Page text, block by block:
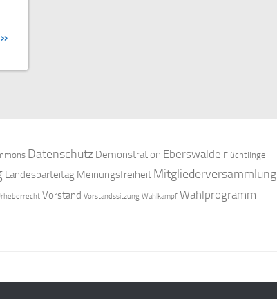
Datenschutz Demonstration Eberswalde Flüchtlinge
Landesparteitag Meinungsfreiheit Mitgliederversammlung
Vorstand Vorstandssitzung Wahlkampf Wahlprogramm